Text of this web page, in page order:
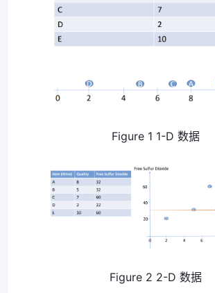
Figure 1 1-D 数据
Figure 2 2-D 数据